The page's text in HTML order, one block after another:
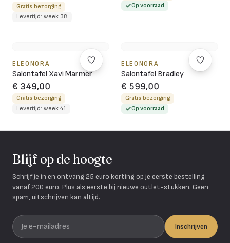
Gratis bezorging
Levertijd: week 38
Op voorraad
ELEONORA
Salontafel Xavi Marmer
€ 349,00
Gratis bezorging
Levertijd: week 41
ELEONORA
Salontafel Bradley
€ 599,00
Gratis bezorging
Op voorraad
Blijf op de hoogte
Schrijf je in en ontvang 25 euro korting op je eerste bestelling
vanaf 200 euro. Plus als eerste bij nieuwe outlet-stukken. Geen
spam, uitschrijven kan altijd.
Je e-mailadres
Inschrijven